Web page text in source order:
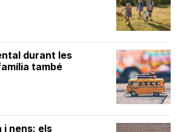
durant les
també
i nens: els